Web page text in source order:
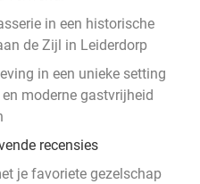
in een historische
de Zijl in Leiderdorp
in een unieke setting
moderne gastvrijheid
recensies
je favoriete gezelschap